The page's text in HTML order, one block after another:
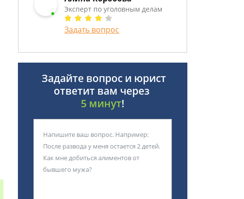
Эксперт по уголовным делам
Задать вопрос
Задайте вопрос и юрист
ответит вам через
5 минут!